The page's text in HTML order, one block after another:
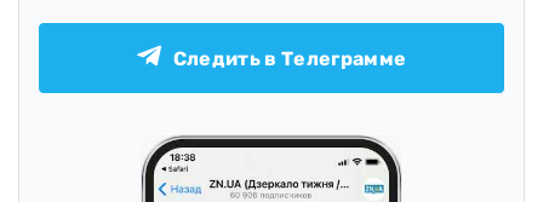
Следить в Телеграмме